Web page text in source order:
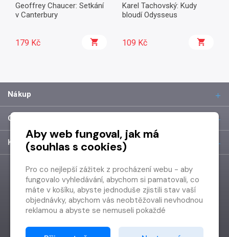
Geoffrey Chaucer: Setkání
v Canterbury
179 Kč
Karel Tachovský: Kudy
bloudí Odysseus
109 Kč
Nákup
O společnosti
Kontakt
Aby web fungoval, jak má
(souhlas s cookies)
Pro co nejlepší zážitek z procházení webu - aby
fungovalo vyhledávání, abychom si pamatovali, co
máte v košíku, abyste jednoduše zjistili stav vaší
objednávky, abychom vás neobtěžovali nevhodnou
reklamou a abyste se nemuseli pokaždé